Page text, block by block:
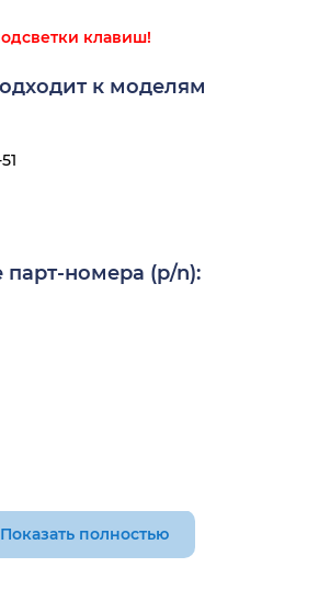
клавиш!
к моделям
номера (p/n):
Показать полностью